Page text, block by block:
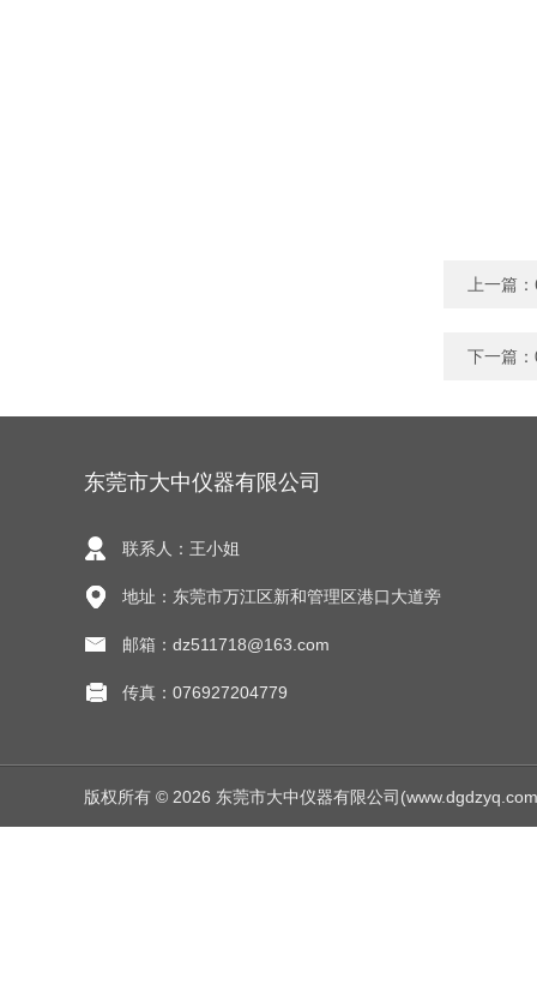
上一篇：
下一篇：
东莞市大中仪器有限公司
联系人：王小姐
地址：东莞市万江区新和管理区港口大道旁
邮箱：dz511718@163.com
传真：076927204779
版权所有 © 2026 东莞市大中仪器有限公司